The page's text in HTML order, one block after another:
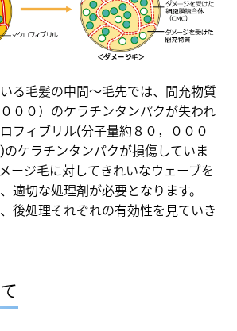
る毛髪の中間～毛先では、間充物質
０００）のケラチンタンパクが失われ
フィブリル(分子量約８０，０００
ケラチンタンパクが損傷していま
ージ毛に対してきれいなウェーブを
適切な処理剤が必要となります。
後処理それぞれの有効性を見ていき